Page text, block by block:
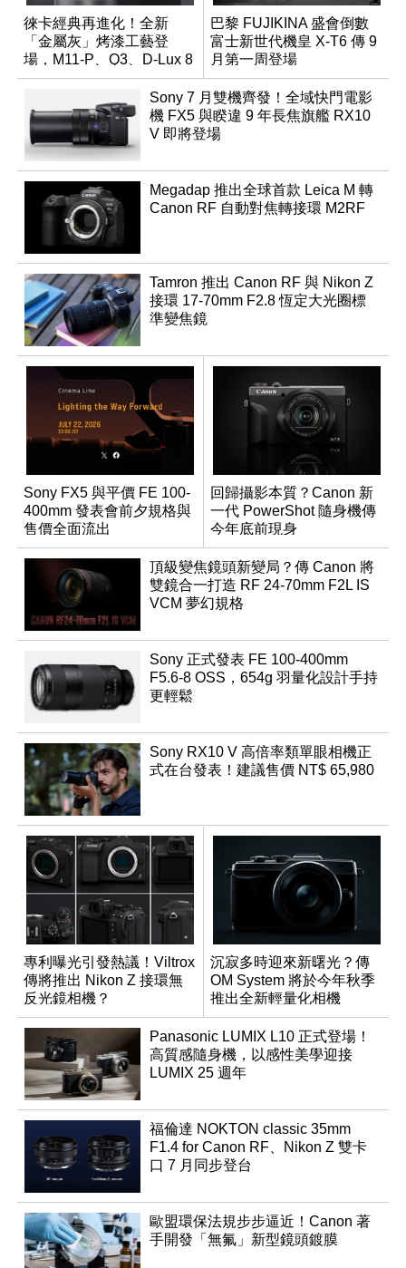
徠卡經典再進化！全新
「金屬灰」烤漆工藝登
場，M11-P、Q3、D-Lux 8
領銜換裝
巴黎 FUJIKINA 盛會倒數
富士新世代機皇 X-T6 傳 9
月第一周登場
Sony 7 月雙機齊發！全域快門電影
機 FX5 與睽違 9 年長焦旗艦 RX10
V 即將登場
Megadap 推出全球首款 Leica M 轉
Canon RF 自動對焦轉接環 M2RF
Tamron 推出 Canon RF 與 Nikon Z
接環 17-70mm F2.8 恆定大光圈標
準變焦鏡
Sony FX5 與平價 FE 100-
400mm 發表會前夕規格與
售價全面流出
回歸攝影本質？Canon 新
一代 PowerShot 隨身機傳
今年底前現身
頂級變焦鏡頭新變局？傳 Canon 將
雙鏡合一打造 RF 24-70mm F2L IS
VCM 夢幻規格
Sony 正式發表 FE 100-400mm
F5.6-8 OSS，654g 羽量化設計手持
更輕鬆
Sony RX10 V 高倍率類單眼相機正
式在台發表！建議售價 NT$ 65,980
專利曝光引發熱議！Viltrox
傳將推出 Nikon Z 接環無
反光鏡相機？
沉寂多時迎來新曙光？傳
OM System 將於今年秋季
推出全新輕量化相機
Panasonic LUMIX L10 正式登場！
高質感隨身機，以感性美學迎接
LUMIX 25 週年
福倫達 NOKTON classic 35mm
F1.4 for Canon RF、Nikon Z 雙卡
口 7 月同步登台
歐盟環保法規步步逼近！Canon 著
手開發「無氟」新型鏡頭鍍膜